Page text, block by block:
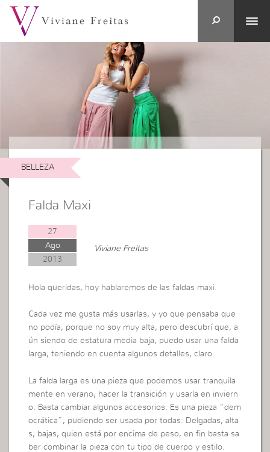
BELLEZA
Falda Maxi
27
Ago
2013
Viviane Freitas
Hola queridas, hoy hablaremos de las faldas maxi.
Cada vez me gusta más usarlas, y yo que pensaba que
no podía, porque no soy muy alta, pero descubrí que, a
ún siendo de estatura media baja, puedo usar una falda
larga, teniendo en cuenta algunos detalles, claro.
La falda larga es una pieza que podemos usar tranquila
mente en verano, hacer la transición y usarla en inviern
o. Basta cambiar algunos accesorios. Es una pieza “dem
ocrática”, pudiendo ser usada por todas: Delgadas, alta
s, bajas, quien está por encima de peso, en fin basta sa
ber combinar la pieza con tu tipo de cuerpo y estilo.